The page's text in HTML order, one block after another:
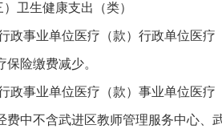
）卫生健康支出（类）
政事业单位医疗（款）行政单位医疗
保险缴费减少。
政事业单位医疗（款）事业单位医
费中不含武进区教师管理服务中心